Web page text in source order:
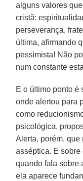
alguns valores
cristã:
perseverança,
última, afirmando
pessimista! Não
num constante
E o último ponto é
onde alertou para
como
psicológica,
Alerta, porém, que
asséptica. E
quando fala sobre
ela aparece